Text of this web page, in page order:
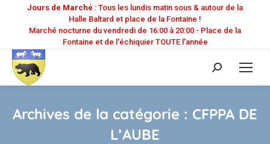
Jours de Marché : Tous les lundis matin sous & autour de la
Halle Baltard et place de la Fontaine !
Marché nocturne du vendredi de 16:00 à 20:00 - Place de la
Fontaine et de l'échiquier TOUTE l'année
Recherche
:
Archives de la catégorie : CFPPA DE
L’AUBE